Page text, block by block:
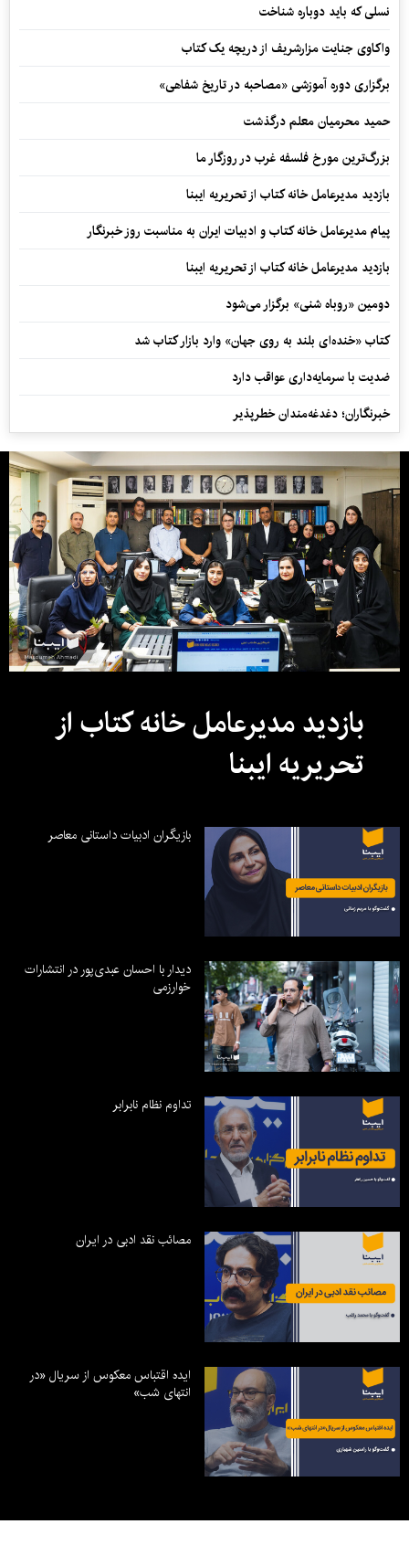
نسلی که باید دوباره شناخت
واکاوی جنایت مزارشریف از دریچه یک کتاب
برگزاری دوره آموزشی «مصاحبه در تاریخ شفاهی»
حمید محرمیان معلم درگذشت
بزرگ‌ترین مورخ فلسفه غرب در روزگار ما
بازدید مدیرعامل خانه کتاب از تحریریه ایبنا
پیام مدیرعامل خانه کتاب و ادبیات ایران به مناسبت روز خبرنگار
بازدید مدیرعامل خانه کتاب از تحریریه ایبنا
دومین «روباه شنی» برگزار می‌شود
کتاب «خنده‌ای بلند به روی جهان» وارد بازار کتاب شد
ضدیت با سرمایه‌داری عواقب دارد
خبرنگاران؛ دغدغه‌مندان خطرپذیر
بازدید مدیرعامل خانه کتاب از
تحریریه ایبنا
بازیگران ادبیات داستانی معاصر
دیدار با احسان عبدی‌پور در انتشارات
خوارزمی
تداوم نظام نابرابر
مصائب نقد ادبی در ایران
ایده اقتباس معکوس از سریال «در
انتهای شب»